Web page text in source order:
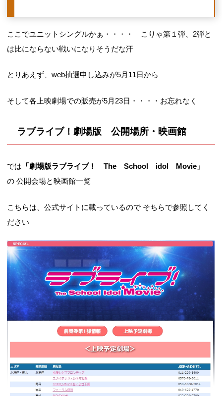
ここでユニットシングルかぁ・・・・ こりゃ第１弾、2弾と
は比にならない戦いになりそうだな汗
とりあえず、web抽選申し込みが5月11日から
そして各上映劇場での販売が5月23日・・・・お忘れなく
ラブライブ！劇場版 公開場所・映画館
では 「劇場版ラブライブ！ The School idol Movie」
の 公開会場と映画館一覧
こちらは、公式サイトに載っているので そちらで参照してく
ださい